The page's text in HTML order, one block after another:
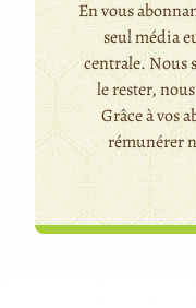
En vous
seul média
centrale. Nous
le rester,
Grâce à vos
rémunérer